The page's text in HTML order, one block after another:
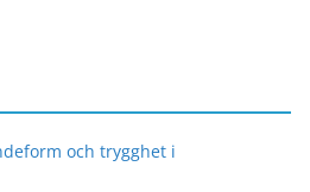
och trygghet i